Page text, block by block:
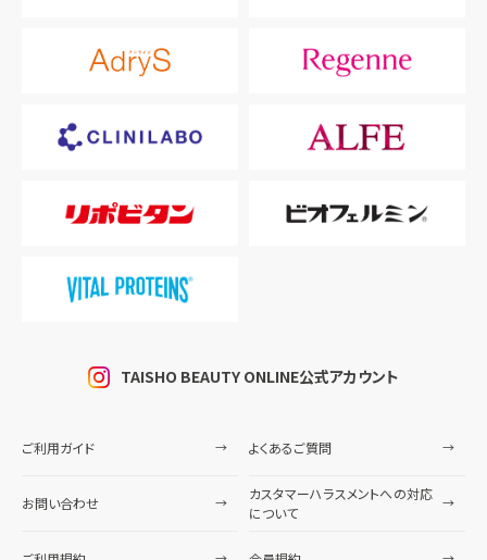
TAISHO BEAUTY ONLINE公式アカウント
ご利用ガイド よくあるご質問
お問い合わせ
カスタマーハラスメントへの対応
について